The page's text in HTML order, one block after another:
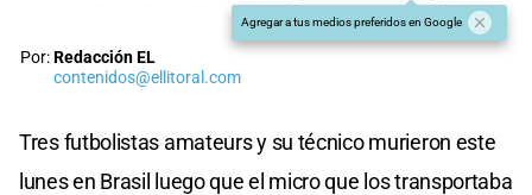
Agregar a tus medios preferidos en Google
Por:Redacción EL
contenidos@ellitoral.com
Tres futbolistas amateurs y su técnico murieron este
lunes en Brasil luego que el micro que los transportaba